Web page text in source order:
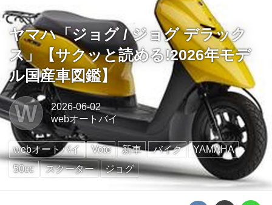
ヤマハ「ジョグ / ジョグ デラック
ス」【サクッと読める!2026年モデ
ル国産車図鑑】
W
2026-06-02
webオートバイ
webオートバイ Vote 新車 バイク
YAMAHA
50cc
スクーター ジョグ